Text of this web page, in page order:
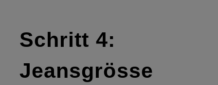
Schritt 4:
Jeansgrösse